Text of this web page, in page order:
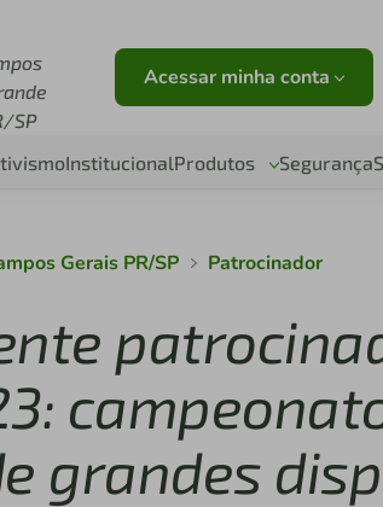
SP
Acessar minha conta
InstitucionalProdutos Segurança
Gerais PR/SP Patrocinador
grandes